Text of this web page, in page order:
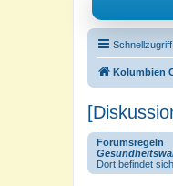
Schnellzugriff
Kolumbien
Forumsregeln
Dort befindet